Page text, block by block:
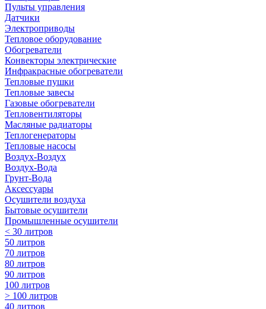
Пульты управления
Датчики
Электроприводы
Тепловое оборудование
Обогреватели
Конвекторы электрические
Инфракрасные обогреватели
Тепловые пушки
Тепловые завесы
Газовые обогреватели
Тепловентиляторы
Масляные радиаторы
Теплогенераторы
Тепловые насосы
Воздух-Воздух
Воздух-Вода
Грунт-Вода
Аксессуары
Осушители воздуха
Бытовые осушители
Промышленные осушители
< 30 литров
50 литров
70 литров
80 литров
90 литров
100 литров
> 100 литров
40 литров